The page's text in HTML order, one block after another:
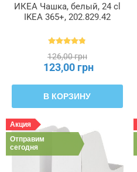
ИКЕА Чашка, белый, 24 cl
IKEA 365+, 202.829.42
126,00 грн
123,00 грн
В КОРЗИНУ
Акция
Отправим
сегодня